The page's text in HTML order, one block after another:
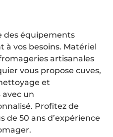
des équipements
vos besoins. Matériel
artisanales
vous propose cuves,
et
un
Profitez de
de 50 ans d’expérience